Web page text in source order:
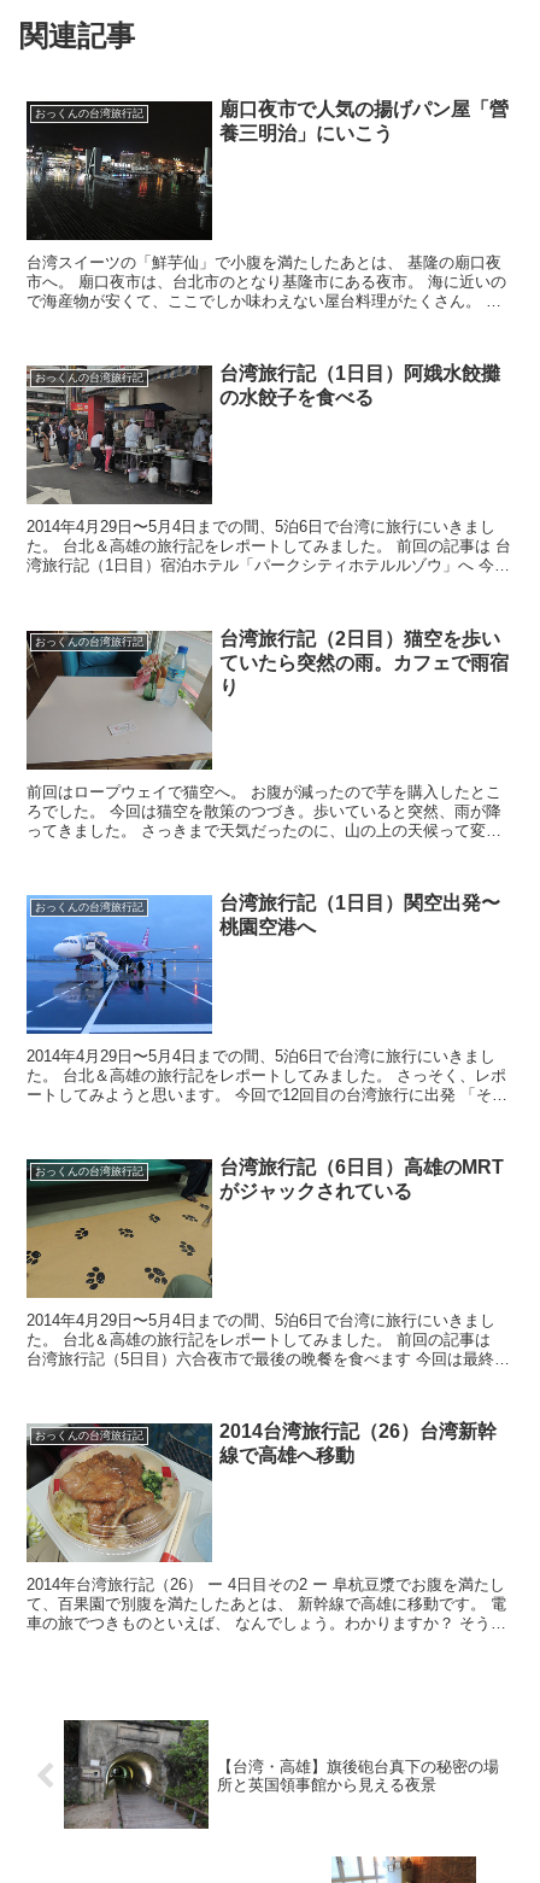
関連記事
おっくんの台湾旅行記
廟口夜市で人気の揚げパン屋「營
養三明治」にいこう
台湾スイーツの「鮮芋仙」で小腹を満たしたあとは、 基隆の廟口夜
市へ。 廟口夜市は、台北市のとなり基隆市にある夜市。 海に近いの
で海産物が安くて、ここでしか味わえない屋台料理がたくさん。 こ
おっくんの台湾旅行記
台湾旅行記（1日目）阿娥水餃攤
の水餃子を食べる
2014年4月29日〜5月4日までの間、5泊6日で台湾に旅行にいきまし
た。 台北＆高雄の旅行記をレポートしてみました。 前回の記事は 台
湾旅行記（1日目）宿泊ホテル「パークシティホテルルゾウ」へ 今回
おっくんの台湾旅行記
台湾旅行記（2日目）猫空を歩い
ていたら突然の雨。カフェで雨宿
り
前回はロープウェイで猫空へ。 お腹が減ったので芋を購入したとこ
ろでした。 今回は猫空を散策のつづき。歩いていると突然、雨が降
ってきました。 さっきまで天気だったのに、山の上の天候って変わ
おっくんの台湾旅行記
台湾旅行記（1日目）関空出発〜
桃園空港へ
2014年4月29日〜5月4日までの間、5泊6日で台湾に旅行にいきまし
た。 台北＆高雄の旅行記をレポートしてみました。 さっそく、レポ
ートしてみようと思います。 今回で12回目の台湾旅行に出発 「そん
おっくんの台湾旅行記
台湾旅行記（6日目）高雄のMRT
がジャックされている
2014年4月29日〜5月4日までの間、5泊6日で台湾に旅行にいきまし
た。 台北＆高雄の旅行記をレポートしてみました。 前回の記事は
台湾旅行記（5日目）六合夜市で最後の晩餐を食べます 今回は最終
おっくんの台湾旅行記
2014台湾旅行記（26）台湾新幹
線で高雄へ移動
2014年台湾旅行記（26） ー 4日目その2 ー 阜杭豆漿でお腹を満たし
て、百果園で別腹を満たしたあとは、 新幹線で高雄に移動です。 電
車の旅でつきものといえば、 なんでしょう。わかりますか？ そう、
【台湾・高雄】旗後砲台真下の秘密の場
所と英国領事館から見える夜景